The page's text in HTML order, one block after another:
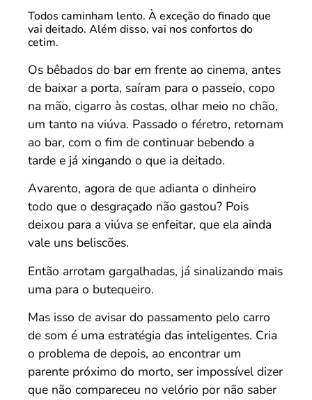
Todos caminham lento. À exceção do finado que
vai deitado. Além disso, vai nos confortos do
cetim.
Os bêbados do bar em frente ao cinema, antes
de baixar a porta, saíram para o passeio, copo
na mão, cigarro às costas, olhar meio no chão,
um tanto na viúva. Passado o féretro, retornam
ao bar, com o fim de continuar bebendo a
tarde e já xingando o que ia deitado.
Avarento, agora de que adianta o dinheiro
todo que o desgraçado não gastou? Pois
deixou para a viúva se enfeitar, que ela ainda
vale uns beliscões.
Então arrotam gargalhadas, já sinalizando mais
uma para o butequeiro.
Mas isso de avisar do passamento pelo carro
de som é uma estratégia das inteligentes. Cria
o problema de depois, ao encontrar um
parente próximo do morto, ser impossível dizer
que não compareceu no velório por não saber